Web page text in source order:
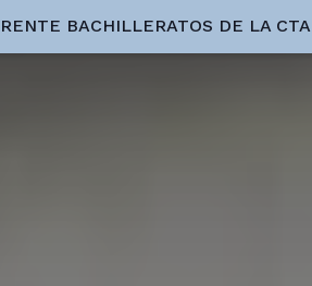
BACHILLERATOS DE LA CTA